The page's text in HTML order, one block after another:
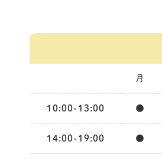
月
10:00-13:00 ●
14:00-19:00 ●